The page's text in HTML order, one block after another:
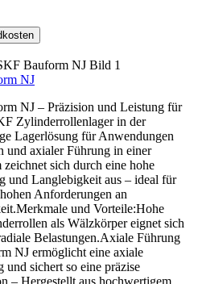
NJ
NJ – Präzision und Leistung für
Zylinderrollenlager in der
Lagerlösung für Anwendungen
und axialer Führung in einer
sich durch eine hohe
und Langlebigkeit aus – ideal für
Anforderungen an
und Vorteile:Hohe
als Wälzkörper eignet sich
Belastungen.Axiale Führung
NJ ermöglicht eine axiale
sichert so eine präzise